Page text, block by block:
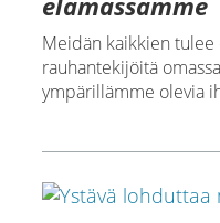
Meidän kaikkien
rauhantekijöitä
ympärillämme olevia